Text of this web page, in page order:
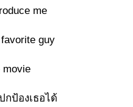
me
guy
movie
ป้องเธอได้